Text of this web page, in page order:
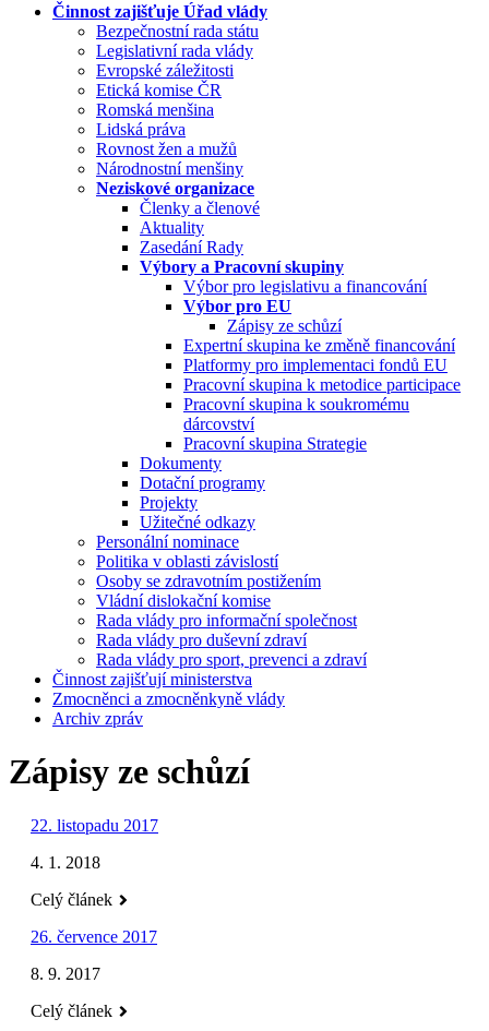
Činnost zajišťuje Úřad vlády
Bezpečnostní rada státu
Legislativní rada vlády
Evropské záležitosti
Etická komise ČR
Romská menšina
Lidská práva
Rovnost žen a mužů
Národnostní menšiny
Neziskové organizace
Členky a členové
Aktuality
Zasedání Rady
Výbory a Pracovní skupiny
Výbor pro legislativu a financování
Výbor pro EU
Zápisy ze schůzí
Expertní skupina ke změně financování
Platformy pro implementaci fondů EU
Pracovní skupina k metodice participace
Pracovní skupina k soukromému
dárcovství
Pracovní skupina Strategie
Dokumenty
Dotační programy
Projekty
Užitečné odkazy
Personální nominace
Politika v oblasti závislostí
Osoby se zdravotním postižením
Vládní dislokační komise
Rada vlády pro informační společnost
Rada vlády pro duševní zdraví
Rada vlády pro sport, prevenci a zdraví
Činnost zajišťují ministerstva
Zmocněnci a zmocněnkyně vlády
Archiv zpráv
Zápisy ze schůzí
22. listopadu 2017
4. 1. 2018
Celý článek
26. července 2017
8. 9. 2017
Celý článek